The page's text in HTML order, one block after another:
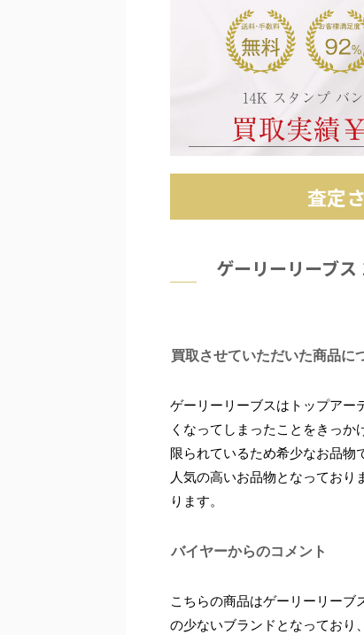
査定
ゲーリーリーブ
買取させていただいた商品に
ゲーリーリーブスはトップアー
くなってしまったことをきっ
限られているため希少なお品物
人気の高いお品物となってお
ります。
バイヤーからのコメント
こちらの商品はゲーリーリーブ
の少ないブランドとなっており